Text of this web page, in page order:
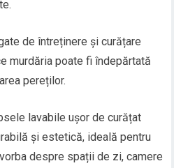
de întreținere și curățare
murdăria poate fi îndepărtată
pereților.
lavabile ușor de curățat
și estetică, ideală pentru
despre spații de zi, camere